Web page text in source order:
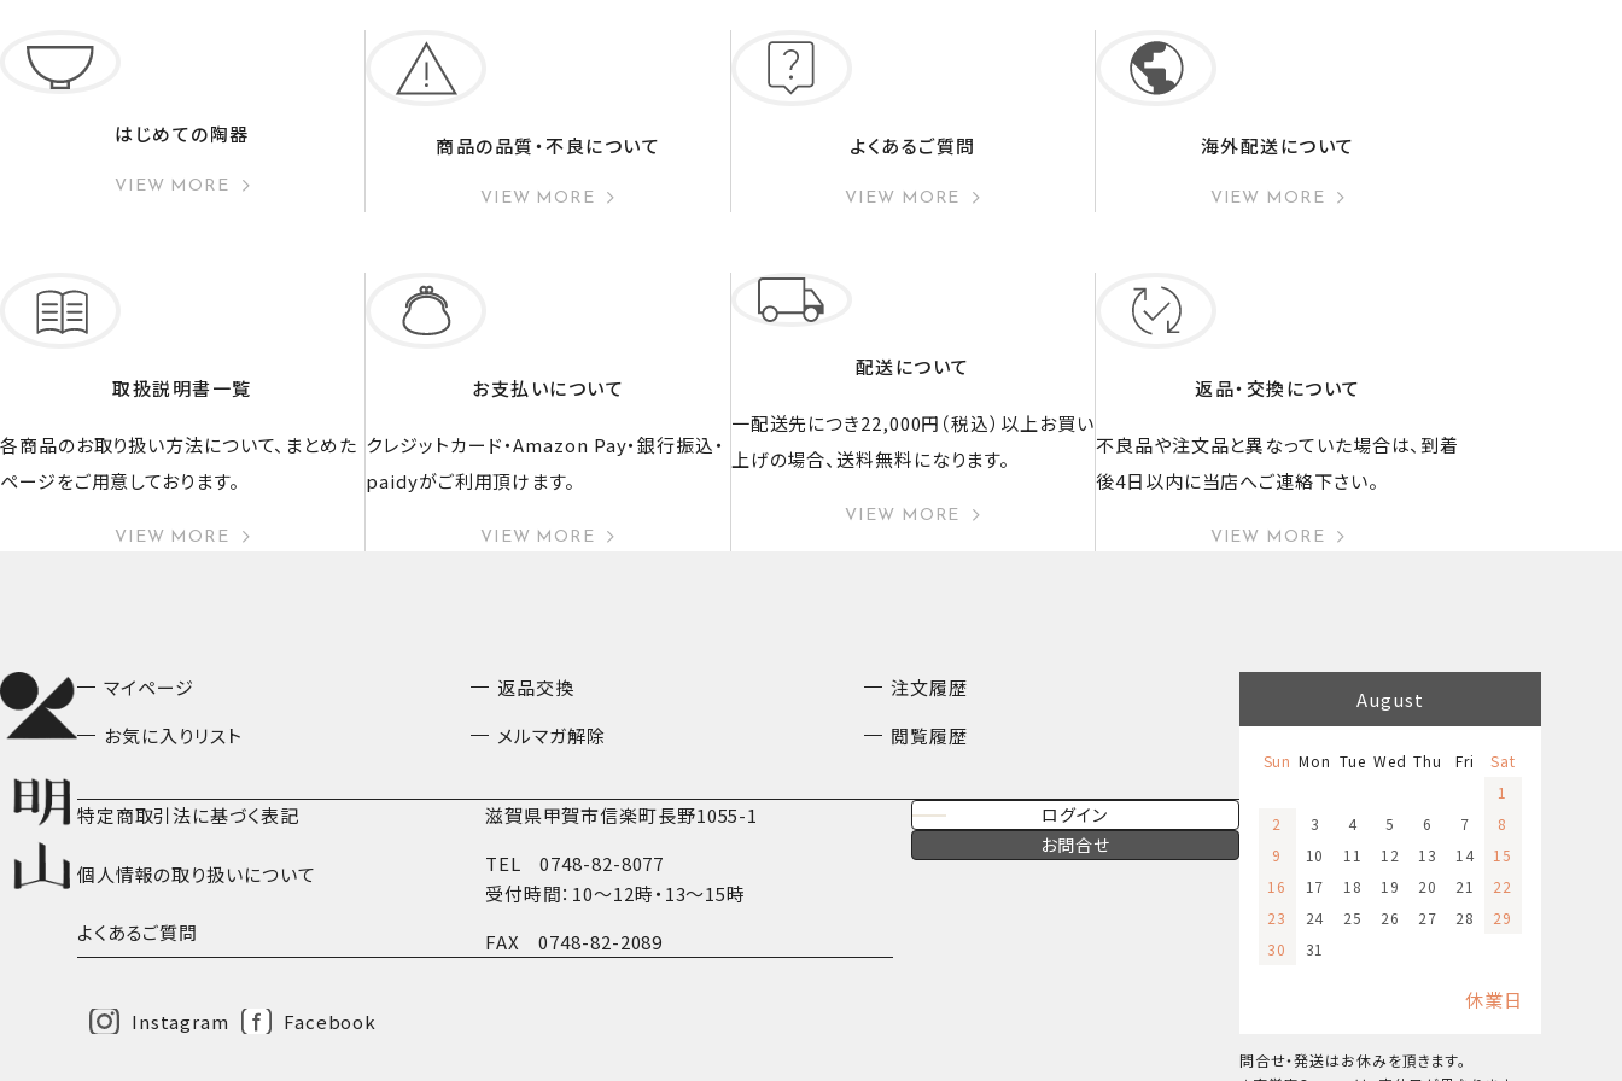
はじめての陶器
VIEW MORE
商品の品質・不良について
VIEW MORE
よくあるご質問
VIEW MORE
海外配送について
VIEW MORE
取扱説明書一覧
各商品のお取り扱い方法について、まとめた
ページをご用意しております。
VIEW MORE
お支払いについて
クレジットカード・Amazon Pay・銀行振込・
paidyがご利用頂けます。
VIEW MORE
配送について
一配送先につき22,000円（税込）以上お買い
上げの場合、送料無料になります。
VIEW MORE
返品・交換について
不良品や注文品と異なっていた場合は、到着
後4日以内に当店へご連絡下さい。
VIEW MORE
マイページ 返品交換
注文履歴
お気に入りリスト
メルマガ解除 閲覧履歴
特定商取引法に基づく表記
個人情報の取り扱いについて
よくあるご質問
滋賀県甲賀市信楽町長野1055-1
TEL0748-82-8077
受付時間：10〜12時・13〜15時
FAX0748-82-2089
ログイン
お問合せ
Instagram Facebook
August
Sun Mon Tue Wed Thu Fri
Sat
1
2
3 4 5 6 7
8
9
10 11 12 13 14
15
16
17 18 19 20 21
22
23
24 25 26 27 28
29
30
31
休業日
問合せ・発送はお休みを頂きます。